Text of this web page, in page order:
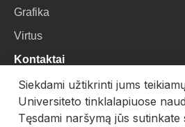
Grafika
Virtus
Kontaktai
VU Biblioteka
Universiteto g. 3, LT-01122, Vilnius
Siekdami užtikrinti jums
Universiteto tinklalapiuose
Tęsdami naršymą jūs sutinkate